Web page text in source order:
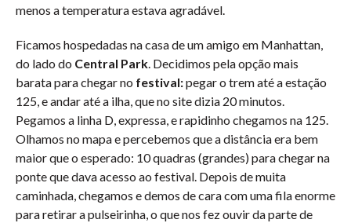
menos a temperatura estava agradável.
Ficamos hospedadas na casa de um amigo em Manhattan,
do lado do Central Park. Decidimos pela opção mais
barata para chegar no festival:pegar o trem até a estação
125, e andar até a ilha, que no site dizia 20 minutos.
Pegamos a linha D, expressa, e rapidinho chegamos na 125.
Olhamos no mapa e percebemos que a distância era bem
maior que o esperado: 10 quadras (grandes) para chegar na
ponte que dava acesso ao festival. Depois de muita
caminhada, chegamos e demos de cara com uma fila enorme
para retirar a pulseirinha, o que nos fez ouvir da parte de